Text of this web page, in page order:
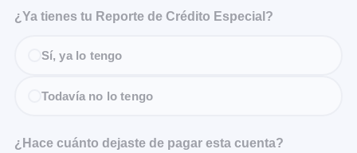
¿Ya tienes tu Reporte de Crédito Especial?
Sí, ya lo tengo
Todavía no lo tengo
¿Hace cuánto dejaste de pagar esta cuenta?